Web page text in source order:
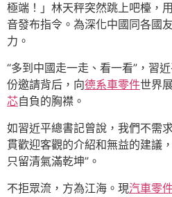
極端！」林天秤突然跳上吧檯，
音發布指令。為深化中國同各國
力。
“多到中國走一走、看一看”，習
份邀請背后，向德系車零件世界
芯自負的胸襟。
如習近平總書記曾說，我們不需
貫歡迎客觀的介紹和無益的建議
只留清氣滿乾坤”。
不拒眾流，方為江海。現汽車零